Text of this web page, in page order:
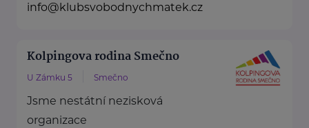
info@klubsvobodnychmatek.cz
Kolpingova rodina Smečno
U Zámku 5 Smečno
Jsme nestátní nezisková
organizace